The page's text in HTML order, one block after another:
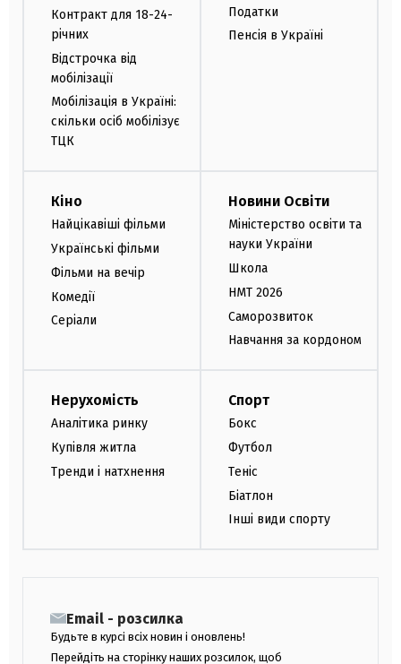
Контракт для 18-24-
річних
Відстрочка від
мобілізації
Мобілізація в Україні:
скільки осіб мобілізує
ТЦК
Податки
Пенсія в Україні
Кіно
Найцікавіші фільми
Українські фільми
Фільми на вечір
Комедії
Серіали
Новини Освіти
Міністерство освіти та
науки України
Школа
НМТ 2026
Саморозвиток
Навчання за кордоном
Нерухомість
Аналітика ринку
Купівля житла
Тренди і натхнення
Спорт
Бокс
Футбол
Теніс
Біатлон
Інші види спорту
Email - розсилка
Будьте в курсі всіх новин і оновлень!
Перейдіть на сторінку наших розсилок, щоб